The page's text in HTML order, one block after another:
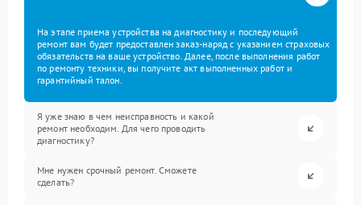
На этапе приема устройства на диагностику и последующий
ремонт вам будет предоставлен заказ-наряд с указанием страховых
обязательств на ваше устройство. Далее, после выполнения работ
по ремонту техники, вы получите акт выполненных работ и
гарантийный талон.
Я уже знаю в чем неисправность и какой
ремонт необходим. Для чего проводить
диагностику?
Мне нужен срочный ремонт. Сможете
сделать?